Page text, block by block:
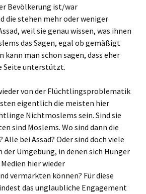
Bevölkerung ist/war
die stehen mehr oder weniger
weil sie genau wissen, was ihnen
das Sagen, egal ob gemäßigt
kann man schon sagen, dass eher
Seite unterstützt.
von der Flüchtlingsproblematik
eigentlich die meisten hier
Nichtmoslems sein. Sind sie
sind Moslems. Wo sind dann die
Alle bei Assad? Oder sind doch viele
der Umgebung, in denen sich Hunger
hier wieder
vermarkten können? Für diese
das unglaubliche Engagement